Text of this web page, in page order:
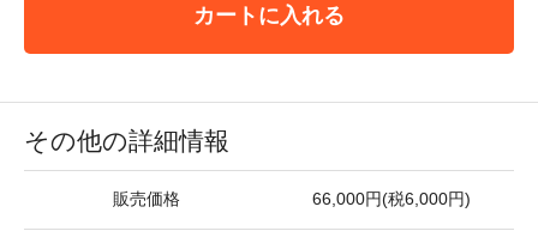
カートに入れる
その他の詳細情報
販売価格 66,000円(税6,000円)